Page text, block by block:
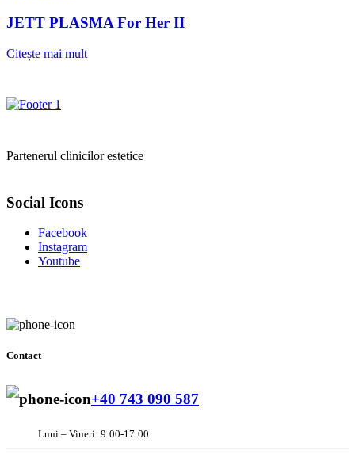
JETT PLASMA For Her II
Citește mai mult
Partenerul clinicilor estetice
Social Icons
Facebook
Instagram
Youtube
Contact
+40 743 090 587
Luni – Vineri: 9:00-17:00